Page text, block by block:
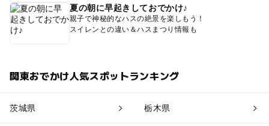
夏の朝に早起きしておでかけ♪
親子で神秘的なハスの絶景を楽しもう！
スイレンとの違い＆ハスまつり情報も
関東おでかけ人気スポットランキング
茨城県 栃木県